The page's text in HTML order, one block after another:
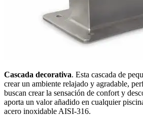
Cascada decorativa. Esta cascada de
crear un ambiente relajado y agradable,
buscan crear la sensación de confort y
aporta un valor añadido en cualquier
acero inoxidable AISI-316.